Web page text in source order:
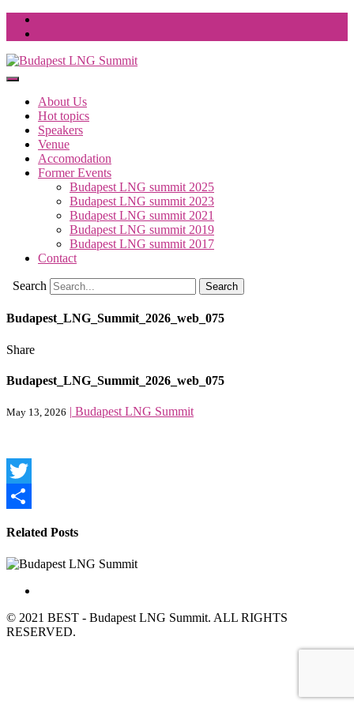
About Us
Hot topics
Speakers
Venue
Accomodation
Former Events
Budapest LNG summit 2025
Budapest LNG summit 2023
Budapest LNG summit 2021
Budapest LNG summit 2019
Budapest LNG summit 2017
Contact
Search
Budapest_LNG_Summit_2026_web_075
Share
Budapest_LNG_Summit_2026_web_075
May 13, 2026 | Budapest LNG Summit
Twitter
Related Posts
© 2021 BEST - Budapest LNG Summit. ALL RIGHTS
RESERVED.